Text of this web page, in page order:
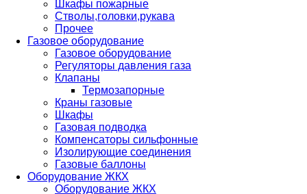
Шкафы пожарные
Стволы,головки,рукава
Прочее
Газовое оборудование
Газовое оборудование
Регуляторы давления газа
Клапаны
Термозапорные
Краны газовые
Шкафы
Газовая подводка
Компенсаторы сильфонные
Изолирующие соединения
Газовые баллоны
Оборудование ЖКХ
Оборудование ЖКХ